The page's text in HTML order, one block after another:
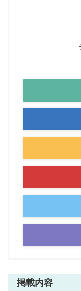
掲載内容